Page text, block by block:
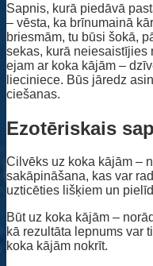
Sapnis, kurā piedāvā
– vēsta, ka brīnumainā
briesmām, tu būsi šokā,
sekas, kurā neiesaistījies
ejam ar koka kājām –
lieciniece. Būs jāredz
ciešanas.
Ezotēriskais
Cilvēks uz koka kājām –
sakāpināšana, kas var
uzticēties lišķiem un
Būt uz koka kājām –
kā rezultāta lepnums var
koka kājām nokrīt.